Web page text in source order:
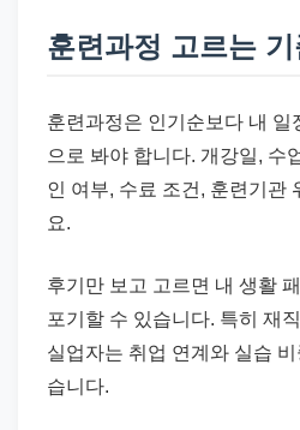
훈련과정 고르는
훈련과정은 인기순보다 내 일
으로 봐야 합니다. 개강일, 수
인 여부, 수료 조건, 훈련기관
요.
후기만 보고 고르면 내 생활
포기할 수 있습니다. 특히 재
실업자는 취업 연계와 실습
습니다.